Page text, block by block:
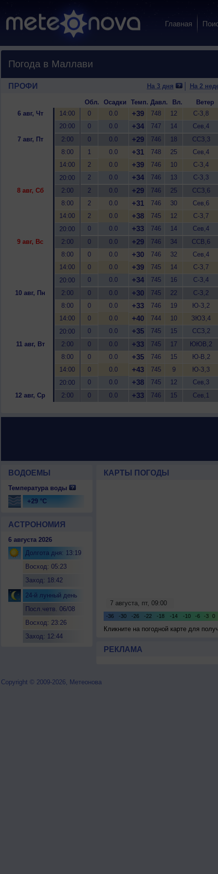
Главная
Погода в Маллави
ПРОФИ На 3 дня На 2
Обл. Осадки Темп. Давл. Вл.
Ветер
6 авг, Чт
14:00 0 0.0 +39 748 12
С-З,8
20:00
0 0.0 +34 747 14
Сев,4
7 авг, Пт
2:00 0 0.0 +29 746 18
ССЗ,3
8:00
1 0.0 +31 748 25
Сев,4
14:00
2 0.0 +39 746 10
С-З,4
20:00
2 0.0 +34 746 13
С-З,3
8 авг, Сб
2:00 2 0.0 +29 746 25
ССЗ,6
8:00
2 0.0 +31 746 30
Сев,6
14:00
2 0.0 +38 745 12
С-З,7
20:00
0 0.0 +33 746 14
Сев,4
9 авг, Вс
2:00 0 0.0 +29 746 34
ССВ,6
8:00
0 0.0 +30 746 32
Сев,4
14:00
0 0.0 +39 745 14
С-З,7
20:00
0 0.0 +34 745 16
С-З,4
10 авг, Пн
2:00 0 0.0 +30 745 22
С-З,2
8:00
0 0.0 +33 746 19
Ю-З,2
14:00
0 0.0 +40 744 10
ЗЮЗ,4
20:00
0 0.0 +35 745 15
ССЗ,2
11 авг, Вт
2:00 0 0.0 +33 745 17
ЮЮВ,2
8:00
0 0.0 +35 746 15
Ю-В,2
14:00
0 0.0 +43 745 9
Ю-З,3
20:00
0 0.0 +38 745 12
Сев,3
12 авг, Ср
2:00 0 0.0 +33 746 15 Сев,1
ВОДОЕМЫ
Температура воды
+29 °C
АСТРОНОМИЯ
6 августа 2026
Долгота дня: 13:19
Восход: 05:23
Заход: 18:42
24-й лунный день
Посл.четв. 06/08
Восход: 23:26
Заход: 12:44
КАРТЫ ПОГОДЫ
Кликните на погодной карте для
РЕКЛАМА
Copyright © 2009-2026, Метеонова